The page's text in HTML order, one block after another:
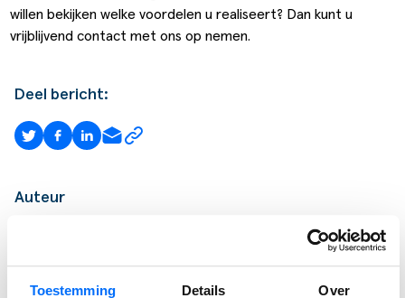
Toestemming Details Over
willen bekijken welke voordelen u realiseert? Dan kunt u
vrijblijvendcontact met ons op nemen.
Deel bericht:
Auteur
Lead Marketing